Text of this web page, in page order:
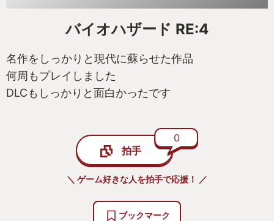
バイオハザード RE:4
名作をしっかりと現代に蘇らせた作品
何周もプレイしました
DLCもしっかりと面白かったです
拍手
0
＼ ゲーム好きな人を拍手で応援！ ／
ブックマーク